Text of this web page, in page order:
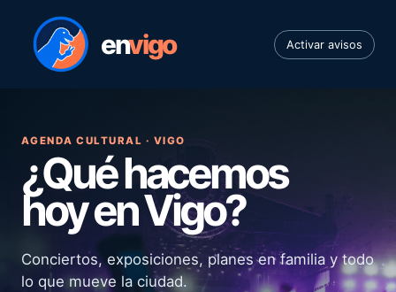
envigo Activar avisos
AGENDA CULTURAL · VIGO
¿Qué hacemos
hoy en Vigo?
Conciertos, exposiciones, planes en familia y todo
lo que mueve la ciudad.